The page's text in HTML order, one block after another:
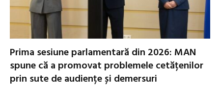
Prima sesiune parlamentară din 2026: MAN
spune că a promovat problemele cetățenilor
prin sute de audiențe și demersuri